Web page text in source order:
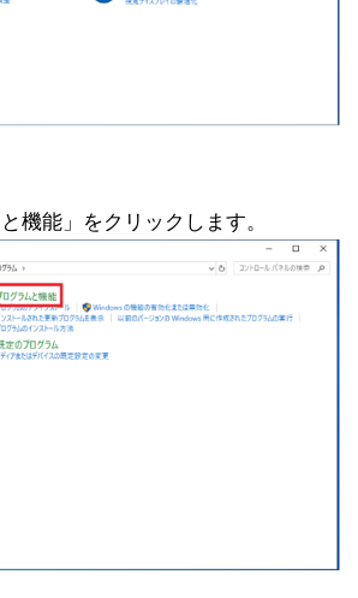
機能」をクリックします。